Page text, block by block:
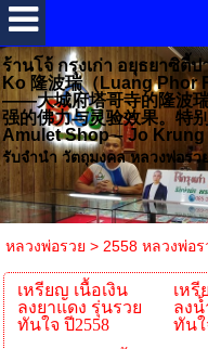
ร้านโจ้ กรุงเก่า อยุธยาซิตี้ป
Ko 隆波瑞（Luang Phor
——大城府塔哥寺的隆波
强的佛力与灵验效果。特
Amulet Shop – Jo
รับจำนำ วัตถุมงคล หลวงพ่อรว
หลวงพ่อรวย > 2558 หลวงพ่อร
เหรียญ เนื้อเงิน
ลงยาแดง รุ่นรวย
ทันใจ ปี2558
เหรี
ลงน้
ทันใ